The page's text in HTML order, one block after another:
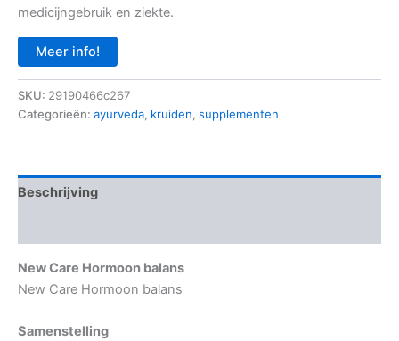
medicijngebruik en ziekte.
Meer info!
SKU: 29190466c267
Categorieën: ayurveda, kruiden, supplementen
Beschrijving
New Care Hormoon balans
New Care Hormoon balans
Samenstelling